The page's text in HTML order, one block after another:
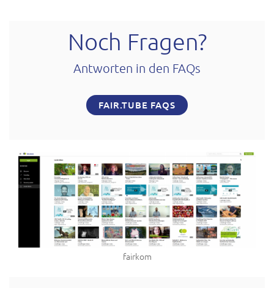
Noch Fragen?
Antworten in den FAQs
FAIR.TUBE FAQS
fairkom